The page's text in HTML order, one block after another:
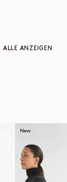
ALLE ANZEIGEN
New